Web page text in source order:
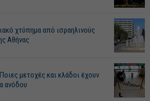
χτύπημα από ισραηλινούς
Αθήνας
μετοχές και κλάδοι έχουν
ανόδου